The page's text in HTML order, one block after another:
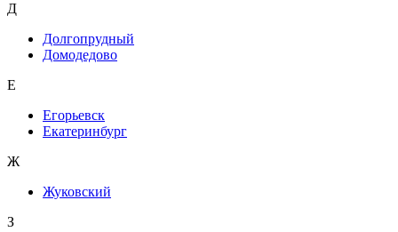
Д
Долгопрудный
Домодедово
Е
Егорьевск
Екатеринбург
Ж
Жуковский
З